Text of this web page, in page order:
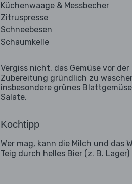
Küchenwaage & Messbecher
Zitruspresse
Schneebesen
Schaumkelle
Vergiss nicht, das Gemüse vor der
Zubereitung gründlich zu
insbesondere grünes
Salate.
Kochtipp
Wer mag, kann die Milch und das
Teig durch helles Bier (z. B.